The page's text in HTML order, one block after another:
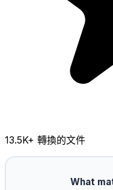
13.5K+ 轉換的文件
What